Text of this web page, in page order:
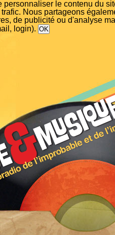
personnaliser le contenu du
Nous partageons
de publicité ou d'analyse
login).